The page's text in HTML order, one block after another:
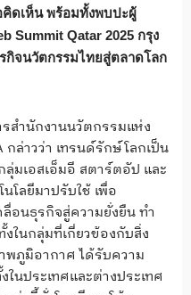
ดเห็น พร้อมทั้งพบปะผู้
Summit Qatar 2025 กรุง
กิจนวัตกรรมไทยสู่ตลาดโลก
สำนักงานนวัตกรรมแห่ง
ล่าวว่า เทรนด์รักษ์โลกเป็น
ลุ่มเอสเอ็มอี สตาร์ตอัป และ
โลยีมาปรับใช้ เพื่อ
อนธุรกิจสู่ความยั่งยืน ทำ
นกลุ่มที่เกี่ยวข้องกับสิ่ง
พภูมิอากาศ ได้รับความ
นประเทศและต่างประเทศ